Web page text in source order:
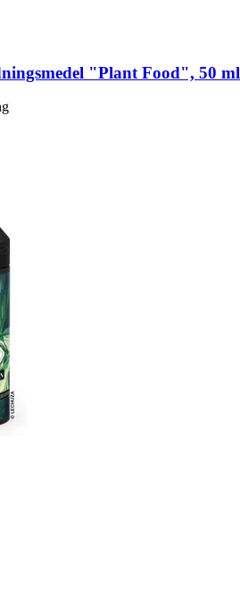
"Plant Food", 50 ml